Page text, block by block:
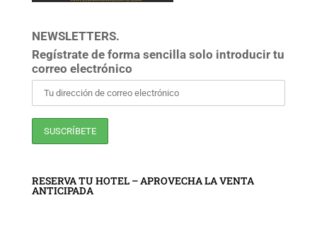
NEWSLETTERS.
Regístrate de forma sencilla solo introducir tu
correo electrónico
RESERVA TU HOTEL – APROVECHA LA VENTA
ANTICIPADA